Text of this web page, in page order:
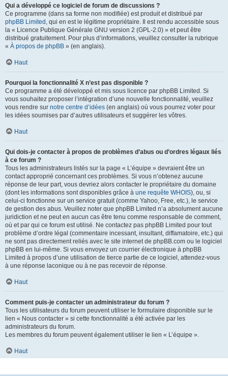
Qui a développé ce logiciel de forum de discussions ?
Ce programme (dans sa forme non modifiée) est produit et distribué par
phpBB Limited , qui en est le légitime propriétaire. Il est rendu accessible sous
la « Licence Publique Générale GNU version 2 (GPL-2.0) » et peut être
distribué gratuitement. Pour plus d’informations, veuillez consulter la rubrique
« À propos de phpBB » (en anglais).
Haut
Pourquoi la fonctionnalité X n’est pas disponible ?
Ce programme a été développé et mis sous licence par phpBB Limited. Si
vous souhaitez proposer l’intégration d’une nouvelle fonctionnalité, veuillez
vous rendre sur notre centre d’idées (en anglais) où vous pourrez voter pour
les idées soumises par d’autres utilisateurs et suggérer les vôtres.
Haut
Qui dois-je contacter à propos de problèmes d’abus ou d’ordres légaux liés
à ce forum ?
Tous les administrateurs listés sur la page « L’équipe » devraient être un
contact approprié concernant ces problèmes. Si vous n’obtenez aucune
réponse de leur part, vous devriez alors contacter le propriétaire du domaine
(dont les informations sont disponibles grâce à une requête WHOIS), ou, si
celui-ci fonctionne sur un service gratuit (comme Yahoo, Free, etc.), le service
de gestion des abus. Veuillez noter que phpBB Limited n’a absolument aucune
juridiction et ne peut en aucun cas être tenu comme responsable de comment,
où et par qui ce forum est utilisé. Ne contactez pas phpBB Limited pour tout
problème d’ordre légal (commentaire incessant, insultant, diffamatoire, etc.) qui
ne sont pas directement reliés avec le site internet de phpBB.com ou le logiciel
phpBB en lui-même. Si vous envoyez un courrier électronique à phpBB
Limited à propos d’une utilisation de tierce partie de ce logiciel, attendez-vous
à une réponse laconique ou à ne pas recevoir de réponse.
Haut
Comment puis-je contacter un administrateur du forum ?
Tous les utilisateurs du forum peuvent utiliser le formulaire disponible sur le
lien « Nous contacter » si cette fonctionnalité a été activée par les
administrateurs du forum.
Les membres du forum peuvent également utiliser le lien « L’équipe ».
Haut